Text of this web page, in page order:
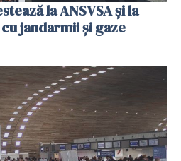
la ANSVSA și la
jandarmii și gaze